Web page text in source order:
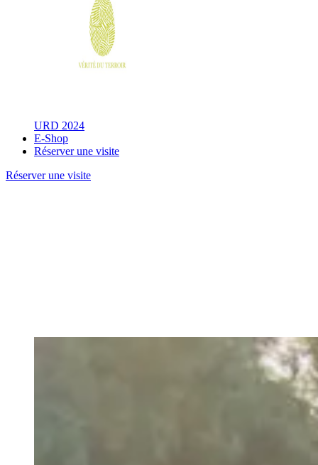
URD 2024
E-Shop
Réserver une visite
Réserver une visite